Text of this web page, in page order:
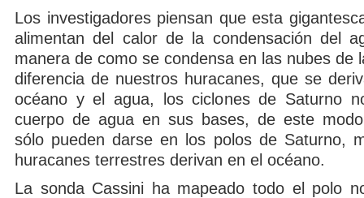
Los investigadores piensan que esta
alimentan del calor de la condensación del
manera de como se condensa en las nubes de
diferencia de nuestros huracanes, que se
océano y el agua, los ciclones de Saturno
cuerpo de agua en sus bases, de este
sólo pueden darse en los polos de Saturno,
huracanes terrestres derivan en el océano.
La sonda Cassini ha mapeado todo el polo